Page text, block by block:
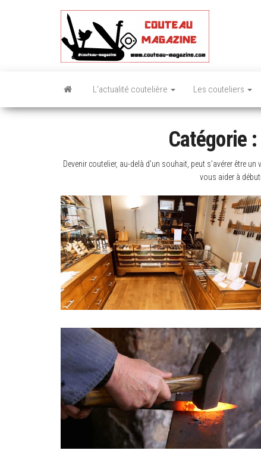
L’actualité coutelière Les couteliers
Catégorie :
Devenir coutelier, au-delà d’un souhait, peut s’avérer être
vous aider à